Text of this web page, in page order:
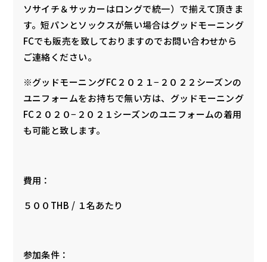
ソサイチ＆サッカーはロングで統一）で揃えて頂きま
す。短パンとソックスが無い場合はグッドモーニング
FCでも販売を致しておりますのでお問い合わせから
ご連絡ください。
※グッドモーニングFC２０２１−２０２２シーズンの
ユニフォームをお持ちで無い方は、グッドモーニング
FC２０２０−２０２１シーズンのユニフォームの着用
も可能と致します。
費用：
５００THB / １名あたり
参加条件：